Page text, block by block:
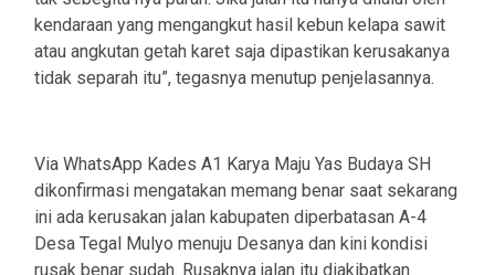
kendaraan yang mengangkut hasil kebun kelapa sawit
atau angkutan getah karet saja dipastikan kerusakanya
tidak separah itu”, tegasnya menutup penjelasannya.
Via WhatsApp Kades A1 Karya Maju Yas Budaya SH
dikonfirmasi mengatakan memang benar saat sekarang
ini ada kerusakan jalan kabupaten diperbatasan A-4
Desa Tegal Mulyo menuju Desanya dan kini kondisi
rusak benar sudah. Rusaknya jalan itu diakibatkan